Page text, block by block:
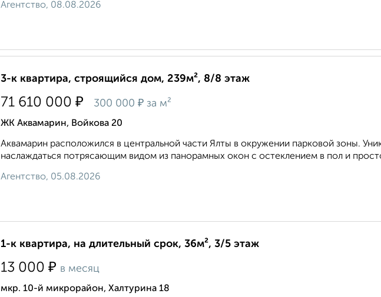
Агентство, 08.08.2026
3-к квартира, строящийся дом, 239м², 8/8 этаж
71 610 000 ₽ 300 000 ₽ за м²
ЖК Аквамарин, Войкова 20
Аквамарин расположился в центральной части Ялты в окружении парковой зоны.
наслаждаться потрясающим видом из панорамных окон с остеклением в пол и
Агентство, 05.08.2026
1-к квартира, на длительный срок, 36м², 3/5 этаж
13 000 ₽ в месяц
мкр. 10-й микрорайон, Халтурина 18